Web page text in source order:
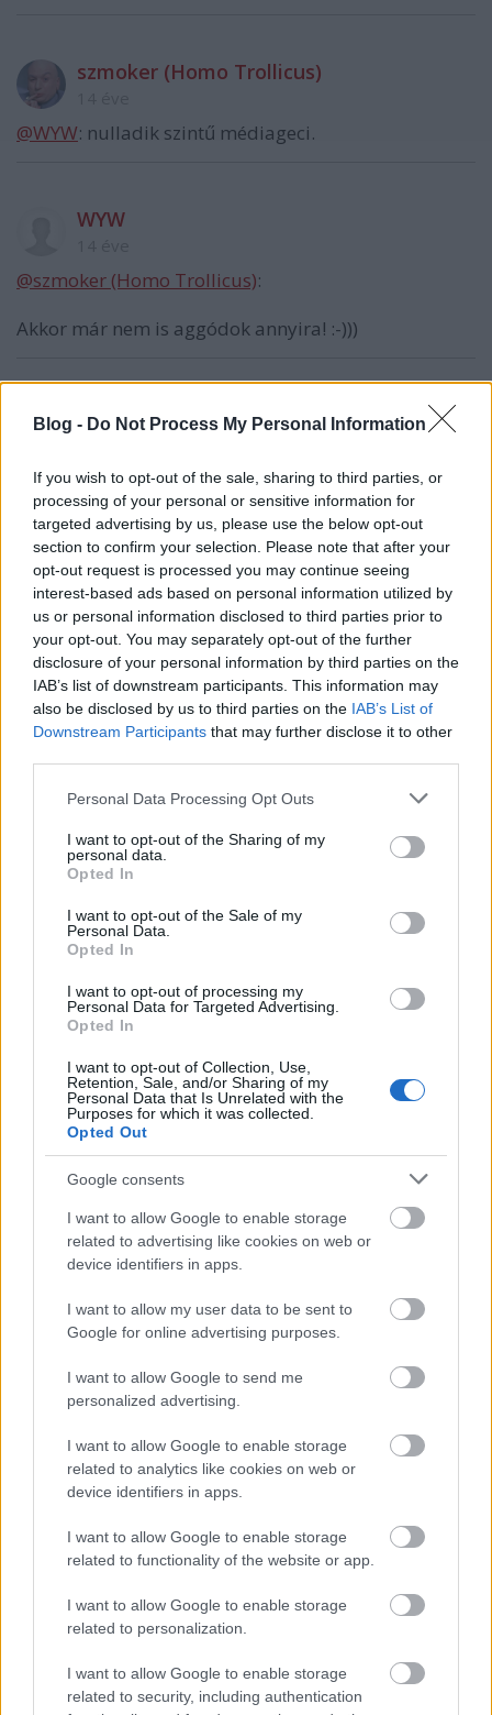
Blog - Do Not Process My Personal Information
If you wish to opt-out of the sale, sharing to third parties, or
processing of your personal or sensitive information for
targeted advertising by us, please use the below opt-out
section to confirm your selection. Please note that after your
opt-out request is processed you may continue seeing
interest-based ads based on personal information utilized by
us or personal information disclosed to third parties prior to
your opt-out. You may separately opt-out of the further
disclosure of your personal information by third parties on the
IAB’s list of downstream participants. This information may
also be disclosed by us to third parties on the IAB’s List of
Downstream Participants that may further disclose it to other
Please note that this website/app uses one or more Google
not limited to your visit or usage behaviour. You may click to
grant or deny consent to Google and its third-party tags to
use your data for below specified purposes in below Google
consent section.
Personal Data Processing Opt Outs
I want to opt-out of the Sharing of my
personal data.
Opted In
I want to opt-out of the Sale of my
Personal Data.
Opted In
I want to opt-out of processing my
Personal Data for Targeted Advertising.
Opted In
I want to opt-out of Collection, Use,
Retention, Sale, and/or Sharing of my
Personal Data that Is Unrelated with the
Purposes for which it was collected.
Opted Out
Google consents
I want to allow Google to enable storage
related to advertising like cookies on web or
device identifiers in apps.
I want to allow my user data to be sent to
Google for online advertising purposes.
I want to allow Google to send me
personalized advertising.
I want to allow Google to enable storage
related to analytics like cookies on web or
device identifiers in apps.
I want to allow Google to enable storage
related to functionality of the website or app.
I want to allow Google to enable storage
related to personalization.
I want to allow Google to enable storage
related to security, including authentication
szmoker (Homo Trollicus)
@WYW: nulladik szintű médiageci.
WYW
@szmoker (Homo Trollicus):
Akkor már nem is aggódok annyira! :-)))
gastro, missing in action
@Disintegrator Rising: azért próbálja magát
exponálni a Peti haverjával minden pillanatban (azt
a nagy buta fejét tolva előre mindig), de szerencsére
már csak a romlott helyesírású vidéki követőkből
tud pénzt kihúzni, gagyihaknik formájában :)
dr. Bubó
14 éve
eddig hol lakott ez a f@sz?
hogyhogy szállodában csövezik? addig?
Alaister Grand
14 éve
Szerintem nem kell elsietni azt a lakásvásárlást.
Éppen a héten pedzegették, hogy csalással nyert
(valami bűnözők egy feltört autóműhelyből leadtak
rá pár ezer szavazatot).
Lám, a pszichopaták összetartanak.
14 éve
@gnme: címet is kellett volna hagyjál, hogy
könnyebben megtaláljanak. Vagy 300 évet érhet az a
sok cucc, jó magaviselettel 100 után szabadulsz.
ritmikus csimpifon
14 éve
Én azt a valóságsót várom már, amikor komplett
családok költöznek be, és mindenki kefél
mindenkivel (szülők gyerekkel stb), de közben
egymás ellen kell szervezkedni, és aki a legócskább
és legtöbb embert végigdugta és végül mindenkivel
jól kib@szott, és még felgyújtott néhány macskát is,
az nyer.
Mert ami most van, az már unalmas.
14 éve